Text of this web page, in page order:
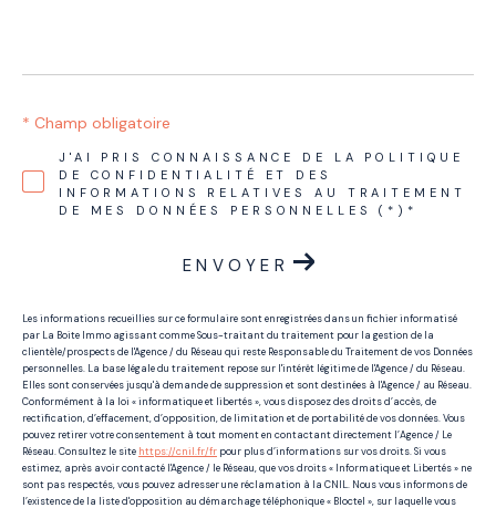
J'AI PRIS CONNAISSANCE DE LA POLITIQUE
DE CONFIDENTIALITÉ ET DES
INFORMATIONS RELATIVES AU TRAITEMENT
DE MES DONNÉES PERSONNELLES (*)*
* Champ obligatoire
ENVOYER
Les informations recueillies sur ce formulaire sont enregistrées dans un fichier informatisé
par La Boite Immo agissant comme Sous-traitant du traitement pour la gestion de la
clientèle/prospects de l'Agence / du Réseau qui reste Responsable du Traitement de vos Données
personnelles. La base légale du traitement repose sur l'intérêt légitime de l'Agence / du Réseau.
Elles sont conservées jusqu'à demande de suppression et sont destinées à l'Agence / au Réseau.
Conformément à la loi « informatique et libertés », vous disposez des droits d’accès, de
rectification, d’effacement, d’opposition, de limitation et de portabilité de vos données. Vous
pouvez retirer votre consentement à tout moment en contactant directement l’Agence / Le
Réseau. Consultez le site https://cnil.fr/fr pour plus d’informations sur vos droits. Si vous
estimez, après avoir contacté l'Agence / le Réseau, que vos droits « Informatique et Libertés » ne
sont pas respectés, vous pouvez adresser une réclamation à la CNIL. Nous vous informons de
l’existence de la liste d'opposition au démarchage téléphonique « Bloctel », sur laquelle vous